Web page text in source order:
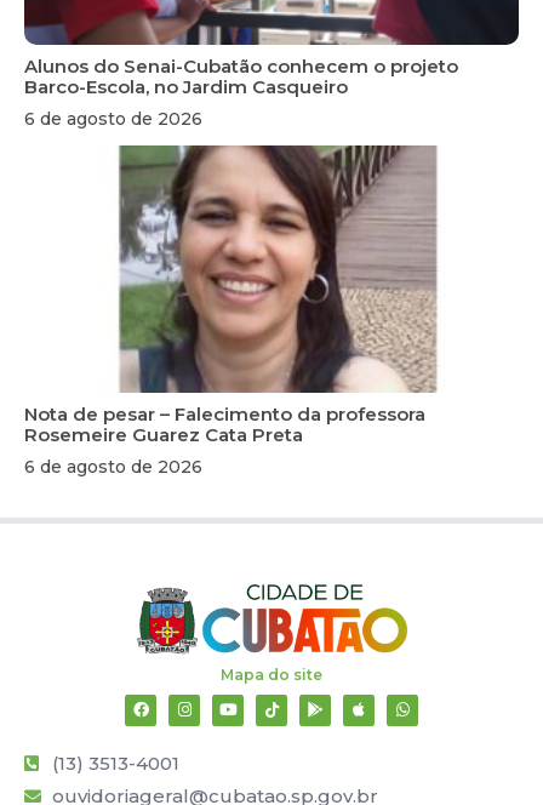
Alunos do Senai-Cubatão conhecem o projeto
Barco-Escola, no Jardim Casqueiro
6 de agosto de 2026
Nota de pesar – Falecimento da professora
Rosemeire Guarez Cata Preta
6 de agosto de 2026
Mapa do site
(13) 3513-4001
ouvidoriageral@cubatao.sp.gov.br